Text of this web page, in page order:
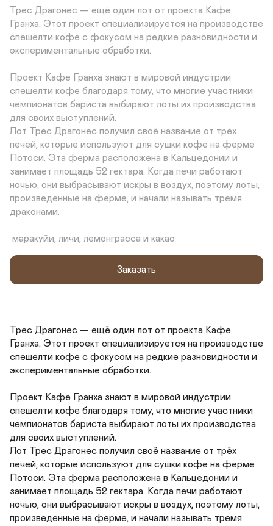
Трес Драгонес — ещё один лот от проекта Кафе
Гранха. Этот проект специализируется на производстве
спешелти кофе с фокусом на редкие разновидности и
экспериментальные обработки.
Проект Кафе Гранха знают в мировой индустрии
спешелти кофе благодаря тому, что многие участники
чемпионатов бариста выбирают лоты их производства
для своих выступлений.
Лот Трес Драгонес получил своё название от трёх
печей, которые используют для сушки кофе на ферме
Потоси. Эта ферма расположена в Кальцедонии и
занимает площадь 52 гектара. Когда печи работают
ночью, они выбрасывают искры в воздух, поэтому лоты,
произведенные на ферме, и начали называть тремя
драконами.
маракуйи, личи, лемонграсса и какао
Заказать
Трес Драгонес — ещё один лот от проекта Кафе
Гранха. Этот проект специализируется на производстве
спешелти кофе с фокусом на редкие разновидности и
экспериментальные обработки.
Проект Кафе Гранха знают в мировой индустрии
спешелти кофе благодаря тому, что многие участники
чемпионатов бариста выбирают лоты их производства
для своих выступлений.
Лот Трес Драгонес получил своё название от трёх
печей, которые используют для сушки кофе на ферме
Потоси. Эта ферма расположена в Кальцедонии и
занимает площадь 52 гектара. Когда печи работают
ночью, они выбрасывают искры в воздух, поэтому лоты,
произведенные на ферме, и начали называть тремя